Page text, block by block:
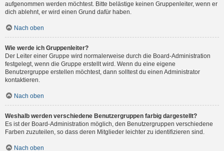
aufgenommen werden möchtest. Bitte belästige keinen Gruppenleiter, wenn er
dich ablehnt, er wird einen Grund dafür haben.
Nach oben
Wie werde ich Gruppenleiter?
Der Leiter einer Gruppe wird normalerweise durch die Board-Administration
festgelegt, wenn die Gruppe erstellt wird. Wenn du eine eigene
Benutzergruppe erstellen möchtest, dann solltest du einen Administrator
kontaktieren.
Nach oben
Weshalb werden verschiedene Benutzergruppen farbig dargestellt?
Es ist der Board-Administration möglich, den Benutzergruppen verschiedene
Farben zuzuteilen, so dass deren Mitglieder leichter zu identifizieren sind.
Nach oben